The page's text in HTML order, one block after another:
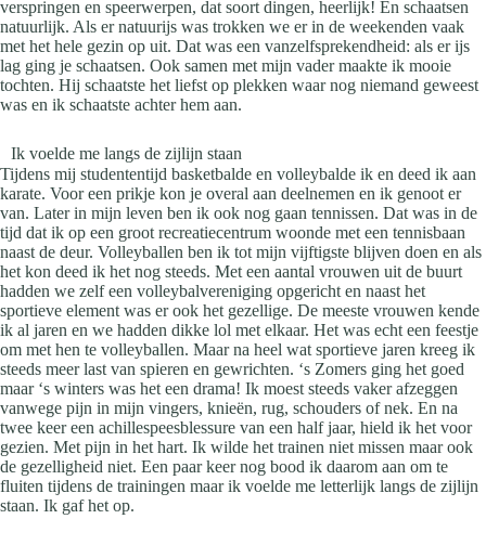
verspringen en speerwerpen, dat soort dingen, heerlijk! En schaatsen
natuurlijk. Als er natuurijs was trokken we er in de weekenden vaak
met het hele gezin op uit. Dat was een vanzelfsprekendheid: als er ijs
lag ging je schaatsen. Ook samen met mijn vader maakte ik mooie
tochten. Hij schaatste het liefst op plekken waar nog niemand geweest
was en ik schaatste achter hem aan.
Ik voelde me langs de zijlijn staan
Tijdens mij studententijd basketbalde en volleybalde ik en deed ik aan
karate. Voor een prikje kon je overal aan deelnemen en ik genoot er
van. Later in mijn leven ben ik ook nog gaan tennissen. Dat was in de
tijd dat ik op een groot recreatiecentrum woonde met een tennisbaan
naast de deur. Volleyballen ben ik tot mijn vijftigste blijven doen en als
het kon deed ik het nog steeds. Met een aantal vrouwen uit de buurt
hadden we zelf een volleybalvereniging opgericht en naast het
sportieve element was er ook het gezellige. De meeste vrouwen kende
ik al jaren en we hadden dikke lol met elkaar. Het was echt een feestje
om met hen te volleyballen. Maar na heel wat sportieve jaren kreeg ik
steeds meer last van spieren en gewrichten. ‘s Zomers ging het goed
maar ‘s winters was het een drama! Ik moest steeds vaker afzeggen
vanwege pijn in mijn vingers, knieën, rug, schouders of nek. En na
twee keer een achillespeesblessure van een half jaar, hield ik het voor
gezien. Met pijn in het hart. Ik wilde het trainen niet missen maar ook
de gezelligheid niet. Een paar keer nog bood ik daarom aan om te
fluiten tijdens de trainingen maar ik voelde me letterlijk langs de zijlijn
staan. Ik gaf het op.